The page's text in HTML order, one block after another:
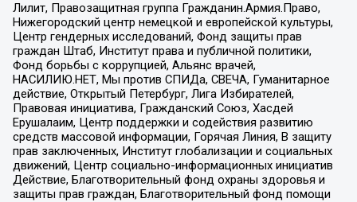
Лилит, Правозащитная группа Гражданин.Армия.Право,
Нижегородский центр немецкой и европейской культуры,
Центр гендерных исследований, Фонд защиты прав
граждан Штаб, Институт права и публичной политики,
Фонд борьбы с коррупцией, Альянс врачей,
НАСИЛИЮ.НЕТ, Мы против СПИДа, СВЕЧА, Гуманитарное
действие, Открытый Петербург, Лига Избирателей,
Правовая инициатива, Гражданский Союз, Хасдей
Ерушалаим, Центр поддержки и содействия развитию
средств массовой информации, Горячая Линия, В защиту
прав заключенных, Институт глобализации и социальных
движений, Центр социально-информационных инициатив
Действие, Благотворительный фонд охраны здоровья и
защиты прав граждан, Благотворительный фонд помощи